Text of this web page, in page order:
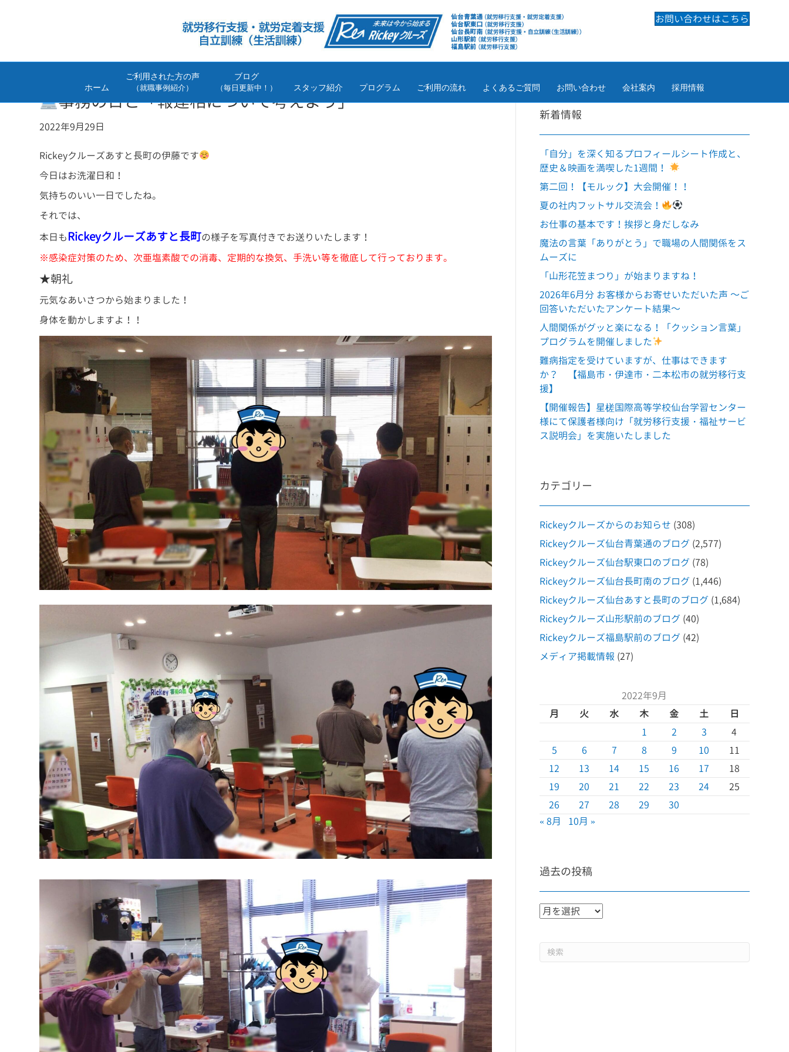
ホーム
ご利用された方の声
（就職事例紹介）
ブログ
（毎日更新中！） スタッフ紹介 プログラム ご利用の流れ よくあるご質問 お問い合わせ 会社案内 採用情報
お問い合わせはこちら
事務の日と「報連相について考えよう」
2022年9月29日
Rickeyクルーズあすと長町の伊藤です
今日はお洗濯日和！
気持ちのいい一日でしたね。
それでは、
本日もRickeyクルーズあすと長町の様子を写真付きでお送りいたします！
※感染症対策のため、次亜塩素酸での消毒、定期的な換気、手洗い等を徹底して行っております。
★朝礼
元気なあいさつから始まりました！
身体を動かしますよ！！
新着情報
「自分」を深く知るプロフィールシート作成と、
歴史＆映画を満喫した1週間！
第二回！【モルック】大会開催！！
夏の社内フットサル交流会！
お仕事の基本です！挨拶と身だしなみ
魔法の言葉「ありがとう」で職場の人間関係をス
ムーズに
「山形花笠まつり」が始まりますね！
2026年6月分 お客様からお寄せいただいた声 ～ご
回答いただいたアンケート結果～
人間関係がグッと楽になる！「クッション言葉」
プログラムを開催しました
難病指定を受けていますが、仕事はできます
か？ 【福島市・伊達市・二本松市の就労移行支
援】
【開催報告】星槎国際高等学校仙台学習センター
様にて保護者様向け「就労移行支援・福祉サービ
ス説明会」を実施いたしました
カテゴリー
Rickeyクルーズからのお知らせ (308)
Rickeyクルーズ仙台青葉通のブログ (2,577)
Rickeyクルーズ仙台駅東口のブログ (78)
Rickeyクルーズ仙台長町南のブログ (1,446)
Rickeyクルーズ仙台あすと長町のブログ (1,684)
Rickeyクルーズ山形駅前のブログ (40)
Rickeyクルーズ福島駅前のブログ (42)
メディア掲載情報 (27)
2022年9月
月
火 水 木 金 土
日
1
2 3
4
5
6 7 8 9 10
11
12
13 14 15 16 17
18
19
20 21 22 23 24
25
26
27 28 29
30
« 8月
10月 »
過去の投稿
過
投